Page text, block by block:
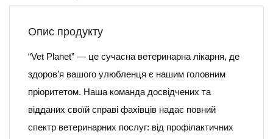
Опис продукту
“Vet Planet” — це сучасна ветеринарна лікарня, де
здоров’я вашого улюбленця є нашим головним
пріоритетом. Наша команда досвідчених та
відданих своїй справі фахівців надає повний
спектр ветеринарних послуг: від профілактичних